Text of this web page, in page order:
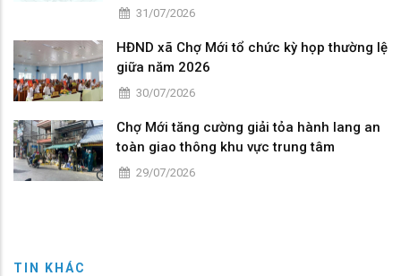
31/07/2026
HĐND xã Chợ Mới tổ chức kỳ họp thường lệ
giữa năm 2026
30/07/2026
Chợ Mới tăng cường giải tỏa hành lang an
toàn giao thông khu vực trung tâm
29/07/2026
TIN KHÁC